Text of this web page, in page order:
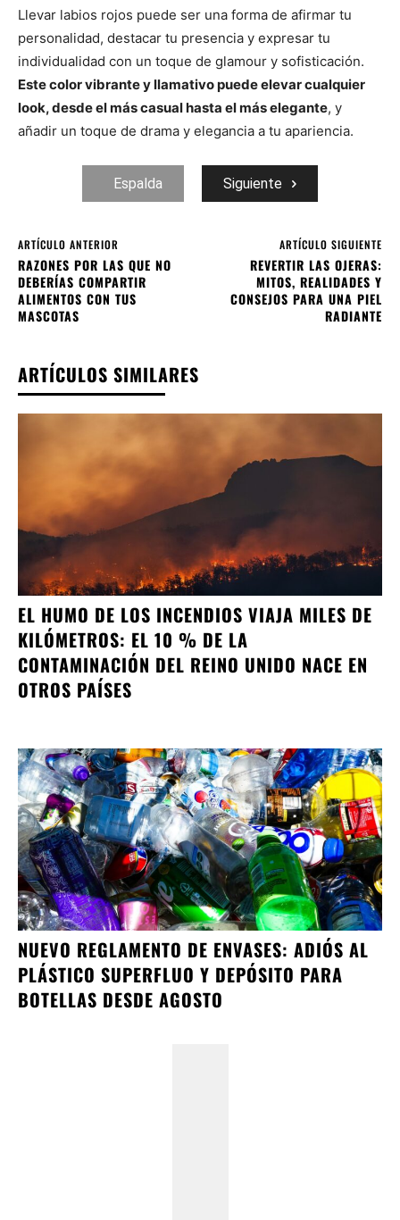
Llevar labios rojos puede ser una forma de afirmar tu
personalidad, destacar tu presencia y expresar tu
individualidad con un toque de glamour y sofisticación.
Este color vibrante y llamativo puede elevar cualquier
look, desde el más casual hasta el más elegante, y
añadir un toque de drama y elegancia a tu apariencia.
Espalda Siguiente
ARTÍCULO ANTERIOR
RAZONES POR LAS QUE NO
DEBERÍAS COMPARTIR
ALIMENTOS CON TUS
MASCOTAS
ARTÍCULO SIGUIENTE
REVERTIR LAS OJERAS:
MITOS, REALIDADES Y
CONSEJOS PARA UNA PIEL
RADIANTE
ARTÍCULOS SIMILARES
EL HUMO DE LOS INCENDIOS VIAJA MILES DE
KILÓMETROS: EL 10 % DE LA
CONTAMINACIÓN DEL REINO UNIDO NACE EN
OTROS PAÍSES
NUEVO REGLAMENTO DE ENVASES: ADIÓS AL
PLÁSTICO SUPERFLUO Y DEPÓSITO PARA
BOTELLAS DESDE AGOSTO